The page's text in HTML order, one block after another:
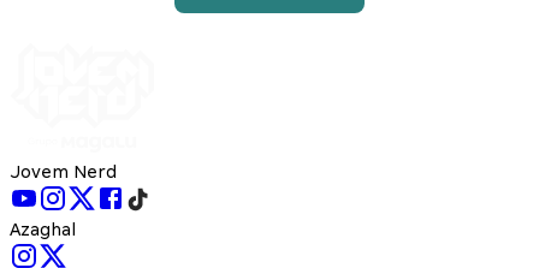
Jovem Nerd
Azaghal